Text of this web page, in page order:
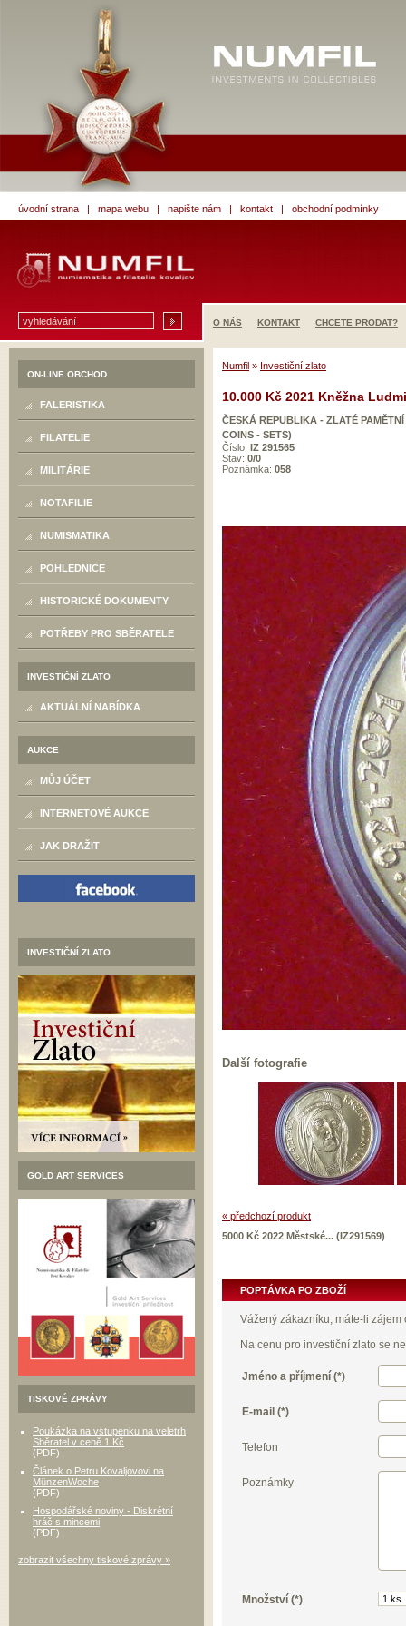
úvodní strana | mapa webu | napište nám | kontakt | obchodní podmínky
O NÁS KONTAKT CHCETE PRODAT?
ON-LINE OBCHOD
FALERISTIKA
FILATELIE
MILITÁRIE
NOTAFILIE
NUMISMATIKA
POHLEDNICE
HISTORICKÉ DOKUMENTY
POTŘEBY PRO SBĚRATELE
INVESTIČNÍ ZLATO
AKTUÁLNÍ NABÍDKA
AUKCE
MŮJ ÚČET
INTERNETOVÉ AUKCE
JAK DRAŽIT
INVESTIČNÍ ZLATO
GOLD ART SERVICES
TISKOVÉ ZPRÁVY
Poukázka na vstupenku na veletrh
Sběratel v ceně 1 Kč
(PDF)
Článek o Petru Kovaljovovi na
MünzenWoche
(PDF)
Hospodářské noviny - Diskrétní
hráč s mincemi
(PDF)
zobrazit všechny tiskové zprávy »
Numfil » Investiční zlato
10.000 Kč 2021 Kněžna
ČESKÁ REPUBLIKA - ZLATÉ
COINS - SETS)
Číslo: IZ 291565
Stav: 0/0
Poznámka: 058
Další fotografie
« předchozí produkt
5000 Kč 2022 Městské... (IZ291569)
POPTÁVKA PO ZBOŽÍ
Vážený zákazníku, máte-li
Na cenu pro investiční zlato se
Jméno a příjmení (*)
E-mail (*)
Telefon
Poznámky
Množství (*)